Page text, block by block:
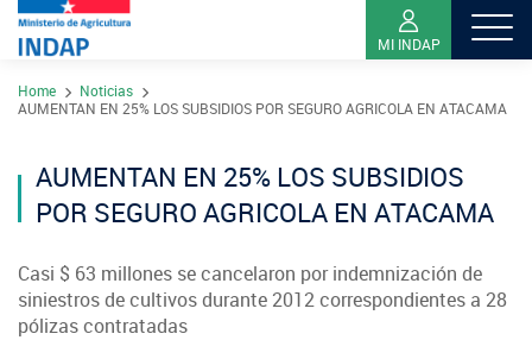
MI INDAP
Contacto
Ley del Lobby
Sobre INDAP
Home
Noticias
AUMENTAN EN 25% LOS SUBSIDIOS POR SEGURO AGRICOLA EN ATACAMA
AUMENTAN EN 25% LOS SUBSIDIOS
POR SEGURO AGRICOLA EN ATACAMA
Casi $ 63 millones se cancelaron por indemnización de
siniestros de cultivos durante 2012 correspondientes a 28
pólizas contratadas